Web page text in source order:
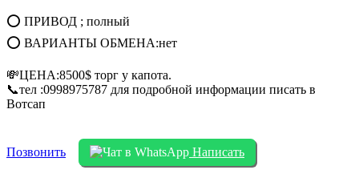
⭕ ПРИВОД ; полный
⭕ ВАРИАНТЫ ОБМЕНА:нет
💸ЦЕНА:8500$ торг у капота.
📞тел :0998975787 для подробной информации писать в
Вотсап
Позвонить Написать